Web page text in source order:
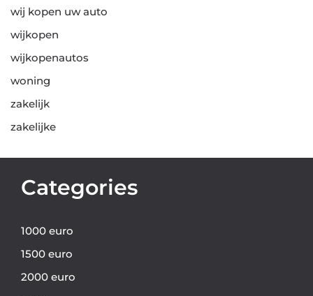
wij kopen uw auto
wijkopen
wijkopenautos
woning
zakelijk
zakelijke
Categories
1000 euro
1500 euro
2000 euro